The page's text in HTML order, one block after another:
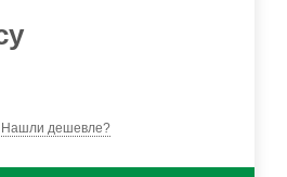
Нашли дешевле?